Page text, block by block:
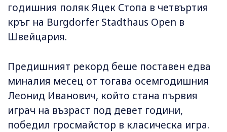
годишния поляк Яцек Стопа в четвъртия
кръг на Burgdorfer Stadthaus Open в
Швейцария.
Предишният рекорд беше поставен едва
миналия месец от тогава осемгодишния
Леонид Иванович, който стана първия
играч на възраст под девет години,
победил гросмайстор в класическа игра.